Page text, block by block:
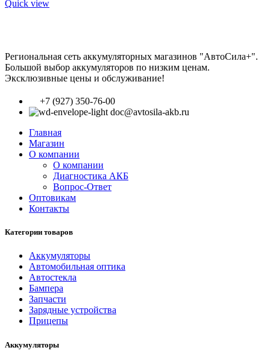
Quick view
Региональная сеть аккумуляторных магазинов "АвтоСила+".
Большой выбор аккумуляторов по низким ценам.
Эксклюзивные цены и обслуживание!
+7 (927) 350-76-00
doc@avtosila-akb.ru
Главная
Магазин
О компании
О компании
Диагностика АКБ
Вопрос-Ответ
Оптовикам
Контакты
Категории товаров
Аккумуляторы
Автомобильная оптика
Автостекла
Бампера
Запчасти
Зарядные устройства
Прицепы
Аккумуляторы